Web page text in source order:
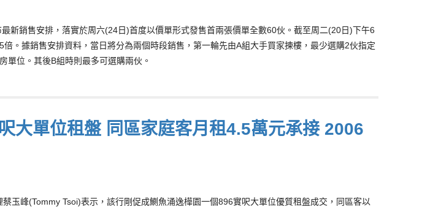
新銷售安排，落實於周六(24日)首度以價單形式發售首兩張價單全數60伙。截至周二(20日)下午6
。據銷售安排資料，當日將分為兩個時段銷售，第一輪先由A組大手買家揀樓，最少選購2伙指定
單位。其後B組時則最多可選購兩伙。
大單位租盤 同區家庭客月租4.5萬元承接 2006
玉峰(Tommy Tsoi)表示，該行剛促成鰂魚涌逸樺園一個896實呎大單位優質租盤成交，同區客以